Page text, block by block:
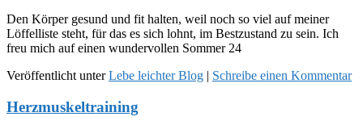
Den Körper gesund und fit halten, weil noch so viel auf meiner
Löffelliste steht, für das es sich lohnt, im Bestzustand zu sein. Ich
freu mich auf einen wundervollen Sommer 24
Veröffentlicht unter Lebe leichter Blog | Schreibe einen Kommentar
Herzmuskeltraining